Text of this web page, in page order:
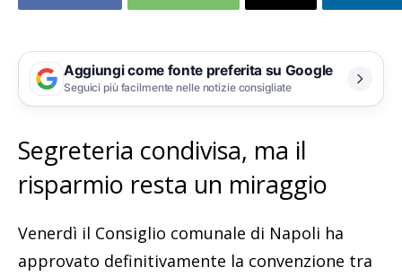
Aggiungi come fonte preferita su Google
Seguici più facilmente nelle notizie consigliate
Segreteria condivisa, ma il
risparmio resta un miraggio
Venerdì il Consiglio comunale di Napoli ha
approvato definitivamente la convenzione tra